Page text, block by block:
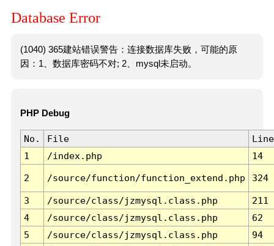
Database Error
(1040) 365建站错误警告：连接数据库失败，可能的原
因：1、数据库密码不对; 2、mysql未启动。
PHP Debug
No. File
Line
1
/index.php 14
2 /source/function/function_extend.php 324
3 /source/class/jzmysql.class.php
211
4
/source/class/jzmysql.class.php
62
5
/source/class/jzmysql.class.php
94